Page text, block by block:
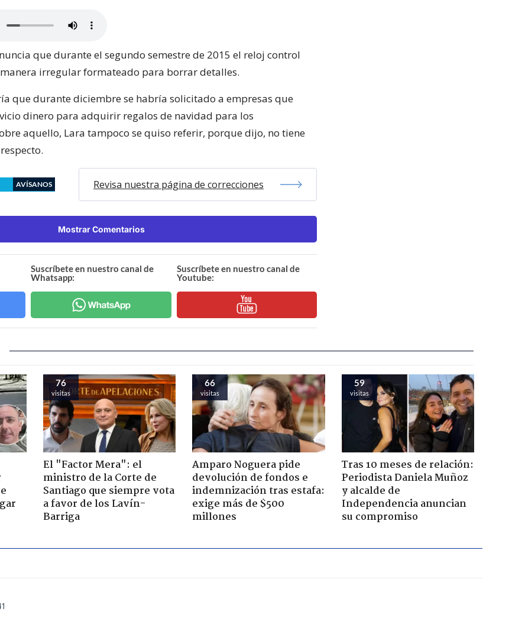
que durante el segundo semestre de 2015 el reloj control
irregular formateado para borrar detalles.
que durante diciembre se habría solicitado a empresas que
dinero para adquirir regalos de navidad para los
aquello, Lara tampoco se quiso referir, porque dijo, no tiene
AVÍSANOS Revisa nuestra página de correcciones
Mostrar Comentarios
Suscríbete en nuestro canal de
Whatsapp:
Suscríbete en nuestro canal de
Youtube:
76
visitas
El "Factor Mera": el
ministro de la Corte de
Santiago que siempre vota
a favor de los Lavín-
Barriga
66
visitas
Amparo Noguera pide
devolución de fondos e
indemnización tras estafa:
exige más de $500
millones
59
visitas
Tras 10 meses de relación:
Periodista Daniela Muñoz
y alcalde de
Independencia anuncian
su compromiso